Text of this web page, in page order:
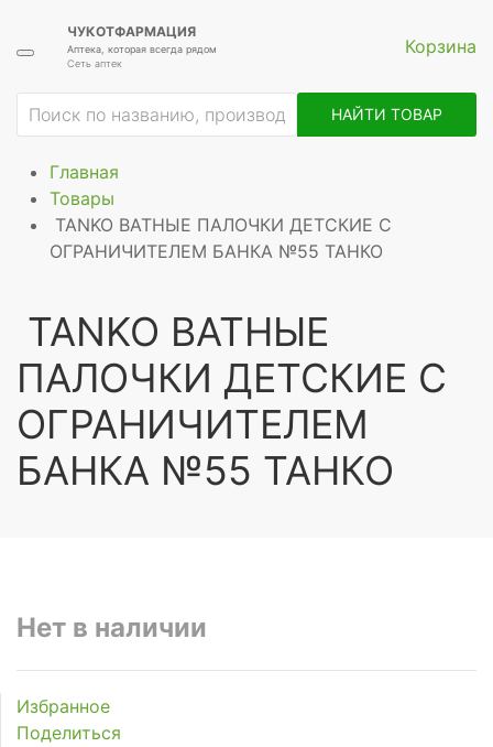
ЧУКОТФАРМАЦИЯ
Аптека, которая всегда рядом
Сеть аптек
Корзина
НАЙТИ ТОВАР
Главная
Товары
TANKO ВАТНЫЕ ПАЛОЧКИ ДЕТСКИЕ С
ОГРАНИЧИТЕЛЕМ БАНКА №55 ТАНКО
TANKO ВАТНЫЕ
ПАЛОЧКИ ДЕТСКИЕ С
ОГРАНИЧИТЕЛЕМ
БАНКА №55 ТАНКО
Нет в наличии
Избранное
Поделиться